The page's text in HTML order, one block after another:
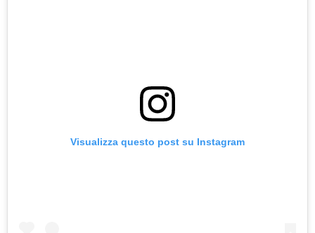
Visualizza questo post su Instagram